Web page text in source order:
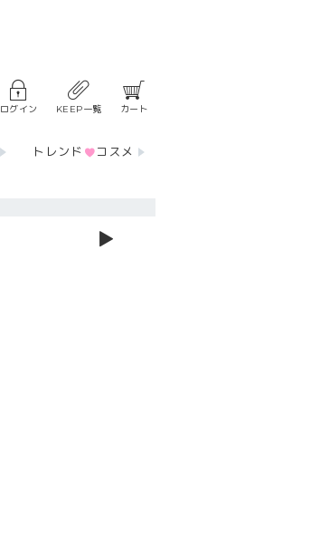
ログイン KEEP一覧 カート
トレンド コスメ
▶